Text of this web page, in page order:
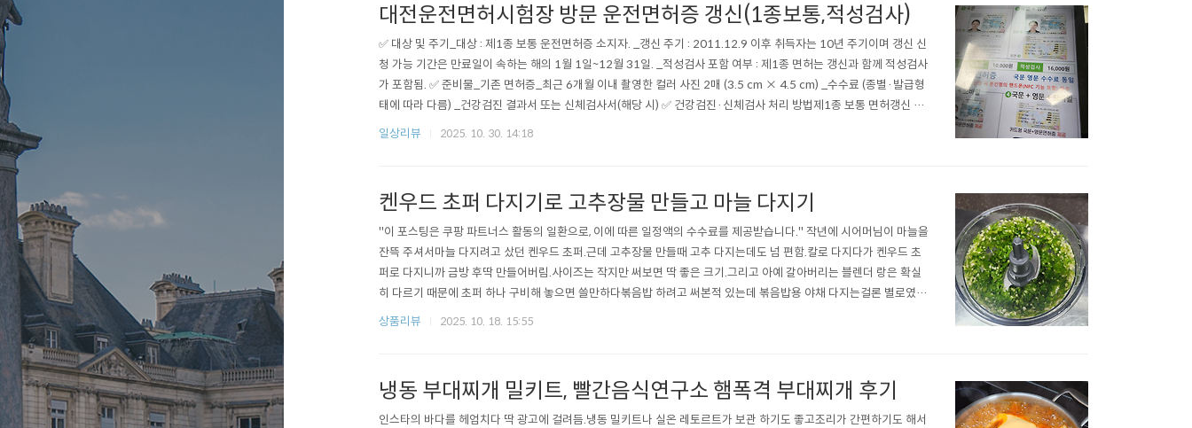
대전운전면허시험장 방문 운전면허증 갱신(1종보통,적성검사)
✅ 대상 및 주기_대상 : 제1종 보통 운전면허증 소지자. _갱신 주기 : 2011.12.9 이후 취득자는 10년 주기이며 갱신 신
청 가능 기간은 만료일이 속하는 해의 1월 1일~12월 31일. _적성검사 포함 여부 : 제1종 면허는 갱신과 함께 적성검사
가 포함됨. ✅️ 준비물_기존 면허증_최근 6개월 이내 촬영한 컬러 사진 2매 (3.5 cm × 4.5 cm) _수수료 (종별·발급형
태에 따라 다름) _건강검진 결과서 또는 신체검사서(해당 시) ✅️ 건강검진·신체검사 처리 방법제1종 보통 면허갱신 시
신체검사서 제출이 기본이나, 최근 2년 이내 건강검진을 받은 경우 그 결과서를 신체검사서 대신 활용 가능함. • 건강검
일상리뷰 2025. 10. 30. 14:18
켄우드 초퍼 다지기로 고추장물 만들고 마늘 다지기
"이 포스팅은 쿠팡 파트너스 활동의 일환으로, 이에 따른 일정액의 수수료를 제공받습니다." 작년에 시어머님이 마늘을
잔뜩 주셔서마늘 다지려고 샀던 켄우드 초퍼.근데 고추장물 만들때 고추 다지는데도 넘 편함.칼로 다지다가 켄우드 초
퍼로 다지니까 금방 후딱 만들어버림.사이즈는 작지만 써보면 딱 좋은 크기.그리고 아예 갈아버리는 블렌더 랑은 확실
히 다르기 때문에 초퍼 하나 구비해 놓으면 쓸만하다볶음밥 하려고 써본적 있는데 볶음밥용 야채 다지는걸론 별로였고
주먹밥용으론 괜찮을듯.나는 주로 켄우드 초퍼를 고추장물 만들거나 마늘 다질때 쓴다.고추장물 만드려고 청양고추를
상품리뷰 2025. 10. 18. 15:55
냉동 부대찌개 밀키트, 빨간음식연구소 햄폭격 부대찌개 후기
인스타의 바다를 헤엄치다 딱 광고에 걸려듬.냉동 밀키트나 실온 레토르트가 보관 하기도 좋고조리가 간편하기도 해서